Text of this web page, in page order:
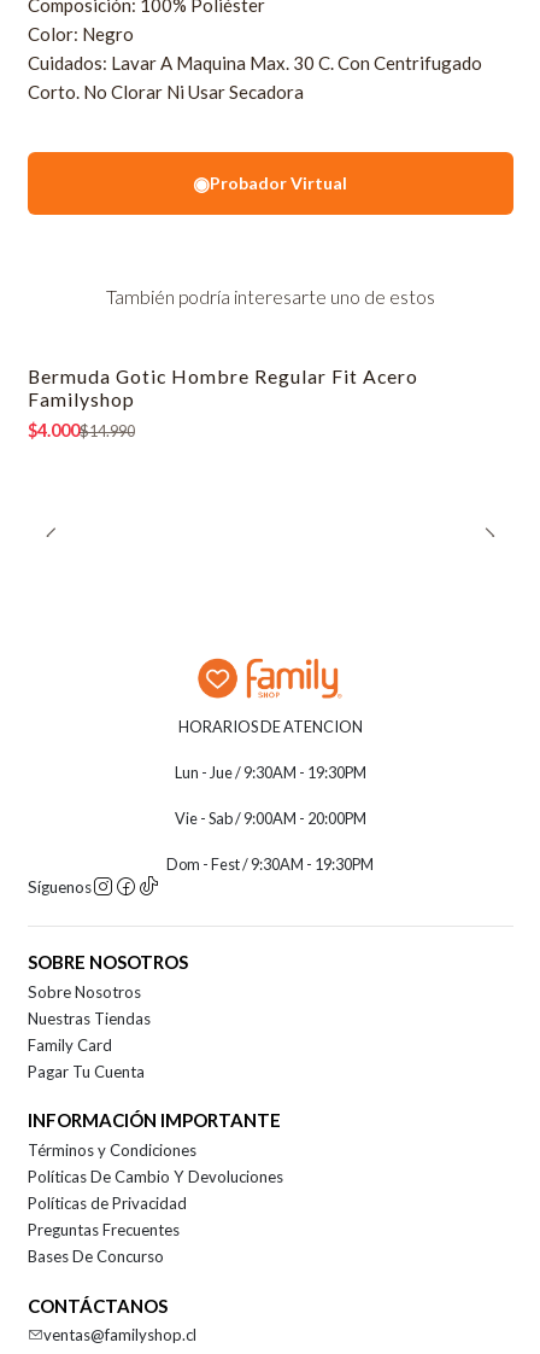
Composición: 100% Poliéster
Color: Negro
Cuidados: Lavar A Maquina Max. 30 C. Con Centrifugado
Corto. No Clorar Ni Usar Secadora
◉Probador Virtual
También podría interesarte uno de estos
-73% OFF
Bermuda Gotic Hombre Regular Fit Acero
Familyshop
$4.000$14.990
HORARIOS DE ATENCION
Lun - Jue / 9:30AM - 19:30PM
Vie - Sab / 9:00AM - 20:00PM
Dom - Fest / 9:30AM - 19:30PM
Síguenos
SOBRE NOSOTROS
Sobre Nosotros
Nuestras Tiendas
Family Card
Pagar Tu Cuenta
INFORMACIÓN IMPORTANTE
Términos y Condiciones
Políticas De Cambio Y Devoluciones
Políticas de Privacidad
Preguntas Frecuentes
Bases De Concurso
CONTÁCTANOS
ventas@familyshop.cl